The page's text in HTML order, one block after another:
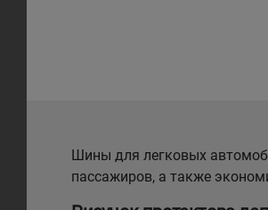
Шины для легковых
пассажиров, а также